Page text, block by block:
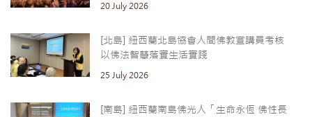
20 July 2026
[北島] 紐西蘭北島協會人間佛教宣講員考核
以佛法智慧落實生活實踐
25 July 2026
[南島] 紐西蘭南島佛光人「生命永恆 佛性長